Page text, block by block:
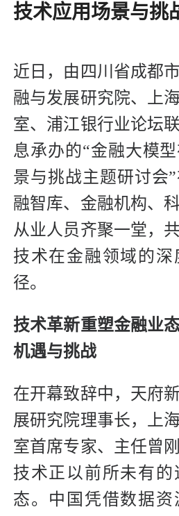
技术应用场景与挑
近日，由四川省成都
融与发展研究院、上
室、浦江银行业论坛
息承办的“金融大模
景与挑战主题研讨会
融智库、金融机构、
从业人员齐聚一堂，
技术在金融领域的
径。
技术革新重塑金融业
机遇与挑战
在开幕致辞中，天府
展研究院理事长，上
室首席专家、主任曾
技术正以前所未有的
态。中国凭借数据资